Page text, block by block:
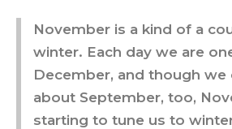
November is a kind of a
winter. Each day we are
December, and though we
about September, too,
starting to tune us to